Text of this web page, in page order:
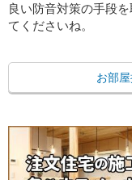
良い防音対策の手段
てくださいね。
お部